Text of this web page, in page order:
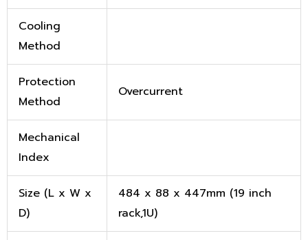
Cooling
Method
Protection
Method
Overcurrent
Mechanical
Index
Size (L x W x
D)
484 x 88 x 447mm (19 inch
rack,1U)